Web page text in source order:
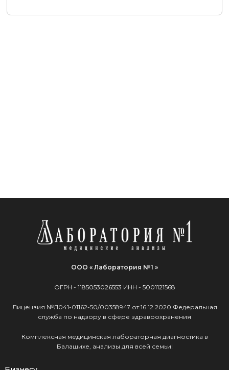
ООО « Лаборатория №1 »
ОГРН - 1185053026553 ИНН - 5001121568
Лицензия №Л041-01162-50/00358947 от 16.12.2020 Федеральная
служба по надзору в сфере здравоохранения
Комплексная медицинская лабораторная диагностика в
Балашихе, анализы для всей семьи!